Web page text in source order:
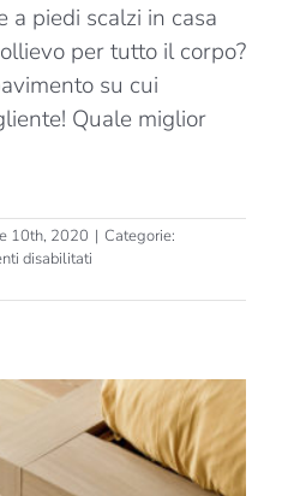
a piedi scalzi in casa
per tutto il corpo?
su cui
Quale miglior
10th, 2020 | Categorie:
disabilitati
i
scalzi
sul
parquet